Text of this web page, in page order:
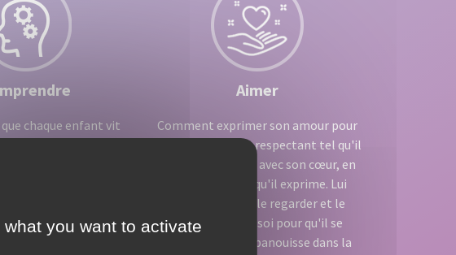
chaque enfant vit
accompagne les
à travers une
tous les signes que
Aimer
Comment exprimer son amour pour
son enfant ? En le respectant tel qu'il
est, en l'écoutant avec son cœur, en
comprenant ce qu'il exprime. Lui
parler, chanter, le regarder et le
prendre contre soi pour qu'il se
construise et s'épanouisse dans la
you want to activate